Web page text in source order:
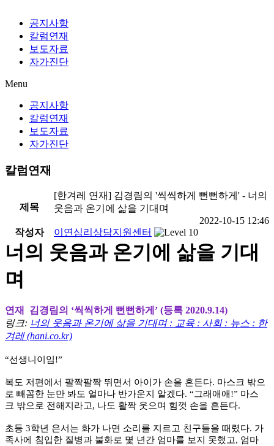
공지사항
칼럼연재
보도자료
자가진단
Menu
공지사항
칼럼연재
보도자료
자가진단
칼럼연재
제목
[한겨레 연재] 김경림의 '씩씩하게 뻔뻔하게' - 너의
웃음과 온기에 삶을 기대며
2022-10-15 12:46
작성자
이연심리상담지원센터
너의 웃음과 온기에 삶을 기대
며
연재 김경림의 ‘씩씩하게 뻔뻔하게’ (등록 2020.9.14)
링크: 너의 웃음과 온기에 삶을 기대며 : 교육 : 사회 : 뉴스 : 한
겨레 (hani.co.kr)
“선생니이임!”
복도 저편에서 팔짝팔짝 뛰면서 아이가 손을 흔든다. 마스크 밖으
로 빼꼼한 눈만 봐도 얼마나 반가운지 알겠다. “그래애애!” 마스
크 밖으로 전해지라고, 나도 활짝 웃으며 힘껏 손을 흔든다.
초등 3학년 은서는 화가 나면 소리를 지르고 친구들을 때렸다. 가
족사에 침입한 질병과 불화로 몇 년간 엄마를 보지 못했고, 엄마